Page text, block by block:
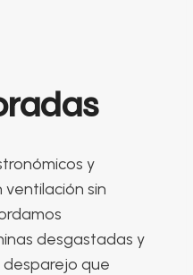
y
sin
desgastadas y
que